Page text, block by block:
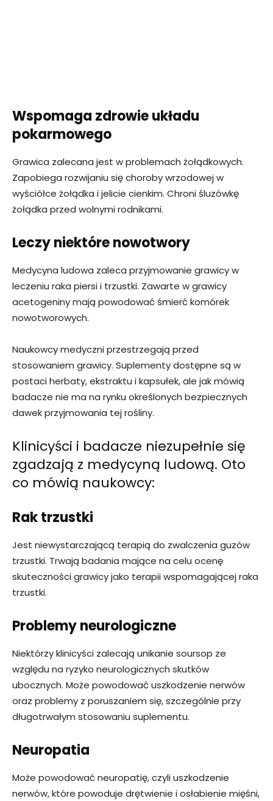
Wspomaga zdrowie układu
pokarmowego
Grawica zalecana jest w problemach żołądkowych.
Zapobiega rozwijaniu się choroby wrzodowej w
wyściółce żołądka i jelicie cienkim. Chroni śluzówkę
żołądka przed wolnymi rodnikami.
Leczy niektóre nowotwory
Medycyna ludowa zaleca przyjmowanie grawicy w
leczeniu raka piersi i trzustki. Zawarte w grawicy
acetogeniny mają powodować śmierć komórek
nowotworowych.
Naukowcy medyczni przestrzegają przed
stosowaniem grawicy. Suplementy dostępne są w
postaci herbaty, ekstraktu i kapsułek, ale jak mówią
badacze nie ma na rynku określonych bezpiecznych
dawek przyjmowania tej rośliny.
Klinicyści i badacze niezupełnie się
zgadzają z medycyną ludową. Oto
co mówią naukowcy:
Rak trzustki
Jest niewystarczającą terapią do zwalczenia guzów
trzustki. Trwają badania mające na celu ocenę
skuteczności grawicy jako terapii wspomagającej raka
trzustki.
Problemy neurologiczne
Niektórzy klinicyści zalecają unikanie soursop ze
względu na ryzyko neurologicznych skutków
ubocznych. Może powodować uszkodzenie nerwów
oraz problemy z poruszaniem się, szczególnie przy
długotrwałym stosowaniu suplementu.
Neuropatia
Może powodować neuropatię, czyli uszkodzenie
nerwów, które powoduje drętwienie i osłabienie mięśni,